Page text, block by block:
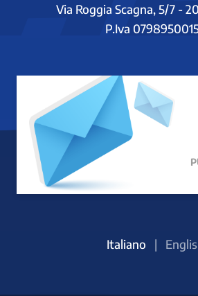
Via Roggia Scagna, 5/7 -
P.Iva
Italiano |